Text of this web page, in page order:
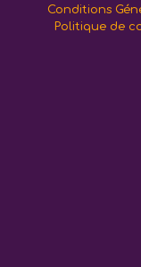
Conditions
Politique de